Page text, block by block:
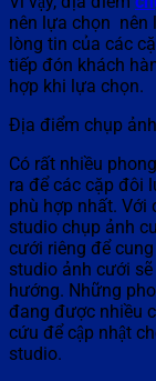
nên lựa chọn nên
lòng tin của các
tiếp đón khách
hợp khi lựa chọn.
Địa điểm chụp
Có rất nhiều
ra để các cặp đôi
phù hợp nhất. Với
studio chụp ảnh
cưới riêng để
studio ảnh cưới
hướng. Những
đang được nhiều
cứu để cập nhật
studio.